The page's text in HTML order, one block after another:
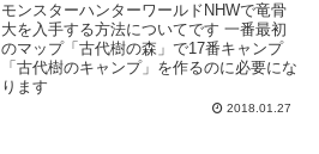
モンスターハンターワールドNHWで竜骨
大を入手する方法についてです 一番最初
のマップ「古代樹の森」で17番キャンプ
「古代樹のキャンプ」を作るのに必要にな
ります
2018.01.27